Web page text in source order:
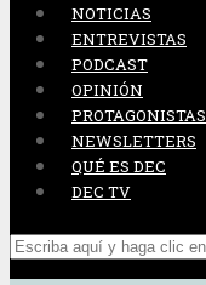
NOTICIAS
ENTREVISTAS
PODCAST
OPINIÓN
PROTAGONISTAS
NEWSLETTERS
QUÉ ES DEC
DEC TV